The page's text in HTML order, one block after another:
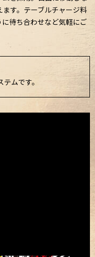
す。テーブルチャージ料
待ち合わせなど気軽にご
ムです。